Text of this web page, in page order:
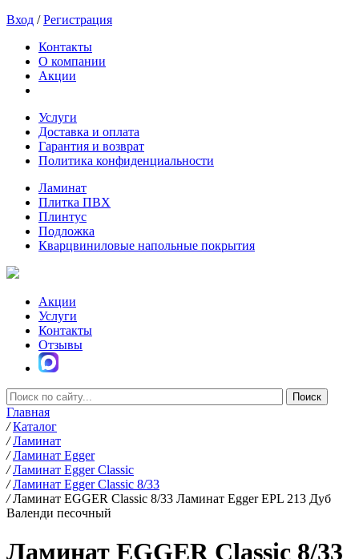
Вход /Регистрация
Контакты
О компании
Акции
Услуги
Доставка и оплата
Гарантия и возврат
Политика конфиденциальности
Ламинат
Плитка ПВХ
Плинтус
Подложка
Кварцвиниловые напольные покрытия
Акции
Услуги
Контакты
Отзывы
Главная
/ Каталог
/ Ламинат
/ Ламинат Egger
/ Ламинат Egger Classic
/ Ламинат Egger Classic 8/33
/ Ламинат EGGER Classic 8/33 Ламинат Egger EPL 213 Дуб
Валенди песочный
Ламинат EGGER Classic 8/33